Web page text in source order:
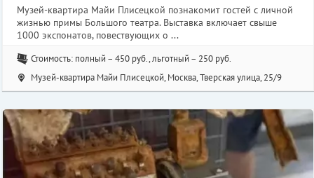
Музей-квартира Майи Плисецкой познакомит гостей с личной
жизнью примы Большого театра. Выставка включает свыше
1000 экспонатов, повествующих о ...
Стоимость: полный – 450 руб., льготный – 250 руб.
Музей-квартира Майи Плисецкой, Москва, Тверская улица, 25/9